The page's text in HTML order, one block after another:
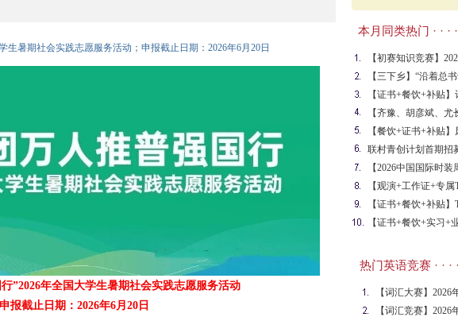
生暑期社会实践志愿服务活动；申报截止日期：2026年6月20日
”2026年全国大学生暑期社会实践志愿服务活动
申报截止日期：2026年6月20日
本月同类热门 · · · ·
【初赛知识竞赛】
挑战赛报名通知
【三下乡】“沿着总
课”专项实践活动
【证书+餐饮+补贴
【齐豫、胡彦斌、尤
万妮达...】歌手2026
【餐饮+证书+补贴
回演唱会场内岗招募
联村青创计划首期
源与需求清单
【2026中国国际时
【观演+工作证+专
卡德尔/宝石Gem/
多岗位招募
【证书+餐饮+补贴
岗位招募
【证书+餐饮+实习+
热门英语竞赛 · · ·
【词汇大赛】2026
生【词汇竞赛】